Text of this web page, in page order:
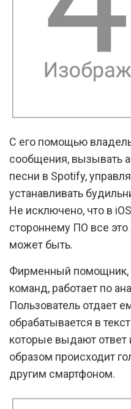
С его помощью
сообщения, вызывать
песни в Spotify,
устанавливать
Не исключено, что в
стороннему ПО все
может быть.
Фирменный помощник,
команд, работает по
Пользователь отдает
обрабатывается в
которые выдают ответ
образом происходит
другим смартфоном.